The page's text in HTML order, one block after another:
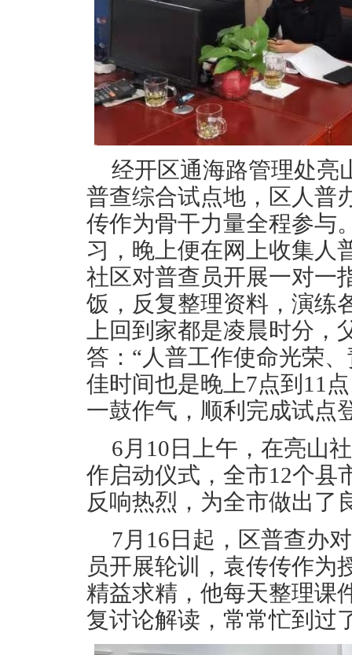
经开区通海路管理处亮
普查综合试点地，区人普
传作为骨干力量全程参与
习，晚上便在网上收集人
社区对普查员开展一对一
饭，反复整理资料，演练
上回到家都是凌晨时分
答：“人普工作使命光荣
佳时间也是晚上7点到11
一鼓作气，顺利完成试点
6月10日上午，在亮山
作启动仪式，全市12个县
反响热烈，为全市做出了
7月16日起，区普查
员开展轮训，袁传传作为
精益求精，他每天整理课
复讨论解读，常常忙到过